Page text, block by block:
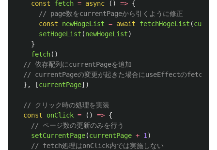
const
fetch = async () => {
// page数をcurrentPageから引くように修正
const
newHogeList = await fetchHogeList (
setHogeList (newHogeList)
}
fetch()
// 依存配列にcurrentPageを追加
// currentPageの変更が起きた場合にuseEffectのfetchが
},
[currentPage])
// クリック時の処理を実装
const
onClick = () => {
// ページ数の更新のみを行う
setCurrentPage(currentPage + 1 )
// fetch処理はonClick内では実施しない